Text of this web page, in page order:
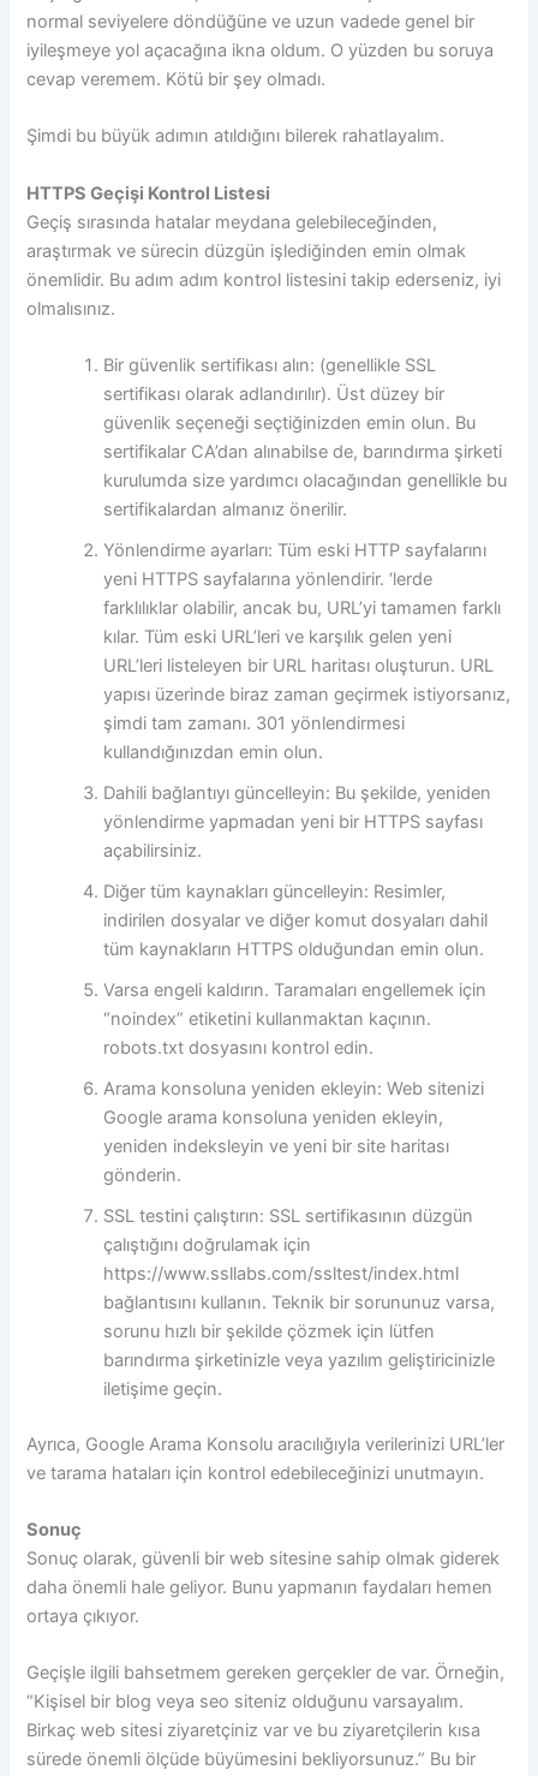
normal seviyelere döndüğüne ve uzun vadede genel bir
iyileşmeye yol açacağına ikna oldum. O yüzden bu soruya
cevap veremem. Kötü bir şey olmadı.
Şimdi bu büyük adımın atıldığını bilerek rahatlayalım.
HTTPS Geçişi Kontrol Listesi
Geçiş sırasında hatalar meydana gelebileceğinden,
araştırmak ve sürecin düzgün işlediğinden emin olmak
önemlidir. Bu adım adım kontrol listesini takip ederseniz, iyi
olmalısınız.
Bir güvenlik sertifikası alın: (genellikle SSL
sertifikası olarak adlandırılır). Üst düzey bir
güvenlik seçeneği seçtiğinizden emin olun. Bu
sertifikalar CA’dan alınabilse de, barındırma şirketi
kurulumda size yardımcı olacağından genellikle bu
sertifikalardan almanız önerilir.
Yönlendirme ayarları: Tüm eski HTTP sayfalarını
yeni HTTPS sayfalarına yönlendirir. ‘lerde
farklılıklar olabilir, ancak bu, URL’yi tamamen farklı
kılar. Tüm eski URL’leri ve karşılık gelen yeni
URL’leri listeleyen bir URL haritası oluşturun. URL
yapısı üzerinde biraz zaman geçirmek istiyorsanız,
şimdi tam zamanı. 301 yönlendirmesi
kullandığınızdan emin olun.
Dahili bağlantıyı güncelleyin: Bu şekilde, yeniden
yönlendirme yapmadan yeni bir HTTPS sayfası
açabilirsiniz.
Diğer tüm kaynakları güncelleyin: Resimler,
indirilen dosyalar ve diğer komut dosyaları dahil
tüm kaynakların HTTPS olduğundan emin olun.
Varsa engeli kaldırın. Taramaları engellemek için
“noindex” etiketini kullanmaktan kaçının.
robots.txt dosyasını kontrol edin.
Arama konsoluna yeniden ekleyin: Web sitenizi
Google arama konsoluna yeniden ekleyin,
yeniden indeksleyin ve yeni bir site haritası
gönderin.
SSL testini çalıştırın: SSL sertifikasının düzgün
çalıştığını doğrulamak için
https://www.ssllabs.com/ssltest/index.html
bağlantısını kullanın. Teknik bir sorununuz varsa,
sorunu hızlı bir şekilde çözmek için lütfen
barındırma şirketinizle veya yazılım geliştiricinizle
iletişime geçin.
Ayrıca, Google Arama Konsolu aracılığıyla verilerinizi URL’ler
ve tarama hataları için kontrol edebileceğinizi unutmayın.
Sonuç
Sonuç olarak, güvenli bir web sitesine sahip olmak giderek
daha önemli hale geliyor. Bunu yapmanın faydaları hemen
ortaya çıkıyor.
Geçişle ilgili bahsetmem gereken gerçekler de var. Örneğin,
“Kişisel bir blog veya seo siteniz olduğunu varsayalım.
Birkaç web sitesi ziyaretçiniz var ve bu ziyaretçilerin kısa
sürede önemli ölçüde büyümesini bekliyorsunuz.” Bu bir